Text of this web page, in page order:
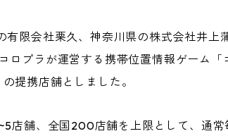
有限会社栗久、神奈川県の株式会社井
ロプラが運営する携帯位置情報ゲーム
提携店舗としました。
店舗、全国200店舗を上限として、通